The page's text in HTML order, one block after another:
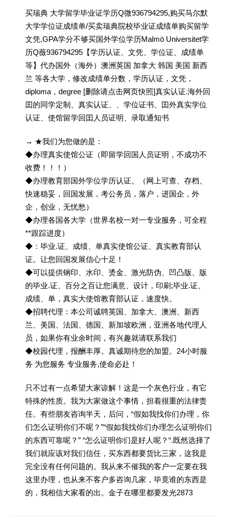
买瑞典 大学留学毕业证学历Q微936794295,购买马尔默
大学学位证成绩单/买卖瑞典院校毕业证成绩单购买留学
文凭,GPA学分不够买国外学位学历Malmö Universitet学
历Q薇936794295【学历认证、文凭、学位证、成绩单
等】代办国外（海外）澳洲英国 加拿大 韩国 美国 新西
兰 等各大学，修改成绩单分数，学历认证，文凭，
diploma，degree [删除请点击网页快照]真实认证.海外回
囯的同学定制、真实认证、、学位证书、囯外真实学位
认证、使馆留学回囯人员证明、录取通知书
→ ★我们为您做的是：
◆办理真实使馆公证（即留学回国人员证明，不成功不
收费！！！）
◆办理教育部国外学位学历认证。（网上可查、存档、
快速稳妥，回国发展，考公务员，落户，进国企，外
企，创业，无忧愁）
◆办理各国各大学（世界名校一对一专业服务，可全程
**跟踪进度）
◆：毕业.证、成绩、单真实使馆公证、真实教育部认
证。让您回国发展信心十足！
◆可以提供钢印、水印、烫金、激光防伪、凹凸版、版
的毕业.证、百分之百让您满意、设计，印刷;毕业.证、
成绩、单，真实大使馆教育部认证，速度快。
◆招聘代理：本公司诚聘英国、加拿大、澳洲、新西
兰、美国、法国、德国、新加坡欧洲，亚洲各地代理人
员，如果你有业余时间，有兴趣就请联系我们
◆校园代理，报酬丰厚。真诚期待您的加盟。24小时服
务 为您服务 专业服务,使命必赴！
只不过有一点希望大家谅解！这是一个灰色行业，有它
特殊的性质。我为大家做这个事情，担着很重的法律责
任。有些朋友咨询半天，后问，“假如我找你们办理，你
们怎么证明你们不呢？”“假如我找你们办理怎么证明你们
的东西可靠呢？” “怎么证明你们是好人呢？“.既然选择了
我们就应该对我们信任，买东西都要货比三家，这我是
完全没有任何问题的。我从来不催我的客户一定要在我
这里办理，也从来不客户多咨询几家，毕竟谁的东西是
的，我相信大家看的出。金子在哪里都要发光2873